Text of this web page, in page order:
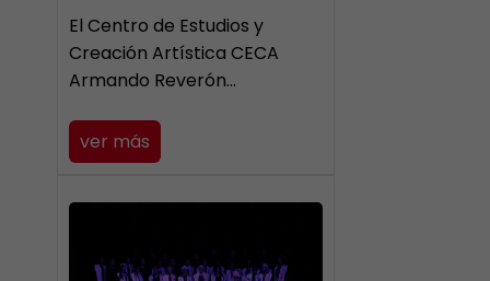
El Centro de Estudios y
Creación Artística CECA
Armando Reverón…
ver más